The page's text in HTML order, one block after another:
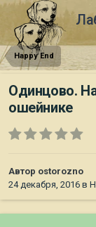
Happy End
Одинцово.
ошейнике
Автор ostorozno
24 декабря, 2016 в